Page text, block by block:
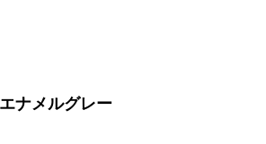
ナメルグレー